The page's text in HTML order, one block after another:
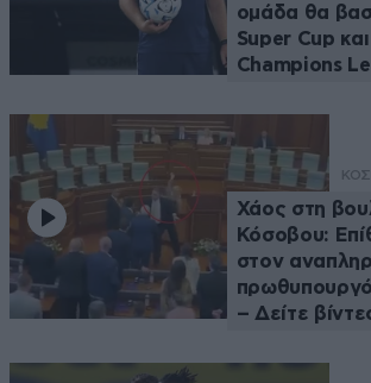
ομάδα θα
Super Cup
Champions
Χάος στη
Κόσοβου:
στον
– Δείτε